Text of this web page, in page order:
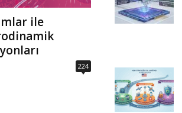
ile
224